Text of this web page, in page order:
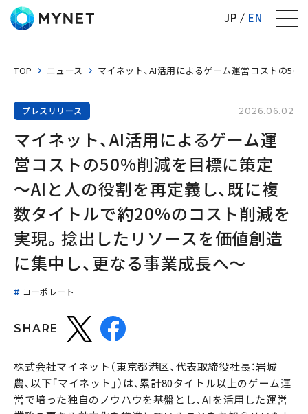
JP EN
TOP ニュース マイネット、AI活用によるゲーム運営コストの
プレスリリース 2026.06.02
マイネット、AI活用によるゲーム運
営コストの50%削減を目標に策定
～AIと人の役割を再定義し、既に複
数タイトルで約20%のコスト削減を
実現。捻出したリソースを価値創造
に集中し、更なる事業成長へ～
コーポレート
SHARE
株式会社マイネット（東京都港区、代表取締役社長：岩城
農、以下「マイネット」）は、累計80タイトル以上のゲーム運
営で培った独自のノウハウを基盤とし、AIを活用した運営